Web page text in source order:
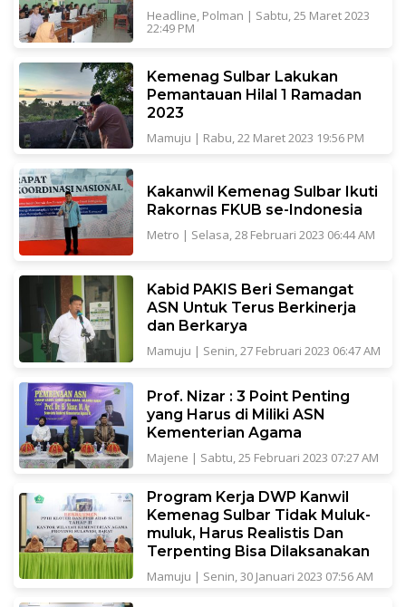
Headline, Polman | Sabtu, 25 Maret 2023
22:49 PM
Kemenag Sulbar Lakukan
Pemantauan Hilal 1 Ramadan
2023
Mamuju | Rabu, 22 Maret 2023 19:56 PM
Kakanwil Kemenag Sulbar Ikuti
Rakornas FKUB se-Indonesia
Metro | Selasa, 28 Februari 2023 06:44 AM
Kabid PAKIS Beri Semangat
ASN Untuk Terus Berkinerja
dan Berkarya
Mamuju | Senin, 27 Februari 2023 06:47 AM
Prof. Nizar : 3 Point Penting
yang Harus di Miliki ASN
Kementerian Agama
Majene | Sabtu, 25 Februari 2023 07:27 AM
Program Kerja DWP Kanwil
Kemenag Sulbar Tidak Muluk-
muluk, Harus Realistis Dan
Terpenting Bisa Dilaksanakan
Mamuju | Senin, 30 Januari 2023 07:56 AM